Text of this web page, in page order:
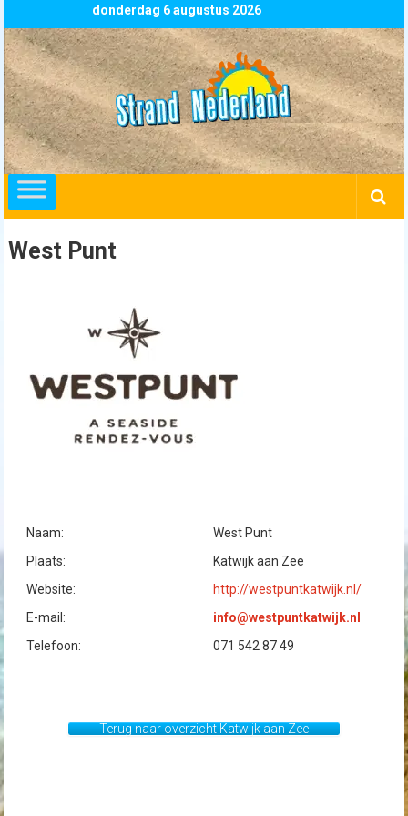
to
content
donderdag 6 augustus 2026
Strand
Nederland
overzicht
alle
strandpaviljoens
strandtenten
en
West Punt
Naam:
West Punt
Plaats:
Katwijk aan Zee
Website:
http://westpuntkatwijk.nl/
E-mail:
info@westpuntkatwijk.nl
Telefoon:
071 542 87 49
Terug naar overzicht Katwijk aan Zee